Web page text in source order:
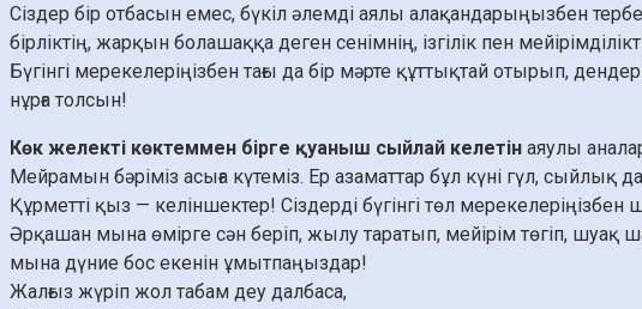
Сіздер бір отбасын емес, бүкіл әлемді аялы алақандарыңызбен
бірліктің, жарқын болашаққа деген сенімнің, ізгілік пен
Бүгінгі мерекелеріңізбен тағы да бір мәрте құттықтай отырып,
нұрға толсын!
Көк желекті көктеммен бірге қуаныш сыйлай келетін аяулы
Мейрамын бәріміз асыға күтеміз. Ер азаматтар бұл күні гүл,
Құрметті қыз — келіншектер! Сіздерді бүгінгі төл
Әрқашан мына өмірге сән беріп, жылу таратып, мейірім төгіп, шуақ
мына дүние бос екенін ұмытпаңыздар!
Жалғыз жүріп жол табам деу далбаса,